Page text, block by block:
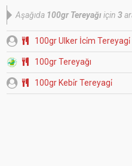
Aşağıda 100gr Tereyağıiçin 3
100gr Ulker İci̇m Tereyagi̇
100gr Tereyağı
100gr Kebi̇r Tereyagi̇